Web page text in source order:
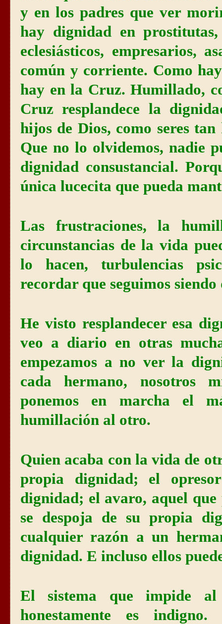
y en los padres que ver
hay dignidad en prostitutas,
eclesiásticos, empresarios,
común y corriente. Como
hay en la Cruz. Humillado,
Cruz resplandece la
hijos de Dios, como seres
Que no lo olvidemos, nadie
dignidad consustancial.
única lucecita que pueda
Las frustraciones, la
circunstancias de la vida
lo hacen, turbulencias
recordar que seguimos siendo
He visto resplandecer esa
veo a diario en otras
empezamos a no ver la
cada hermano, nosotros
ponemos en marcha el
humillación al otro.
Quien acaba con la vida de
propia dignidad; el
dignidad; el avaro, aquel
se despoja de su propia
cualquier razón a un
dignidad. E incluso ellos
El sistema que impide
honestamente es